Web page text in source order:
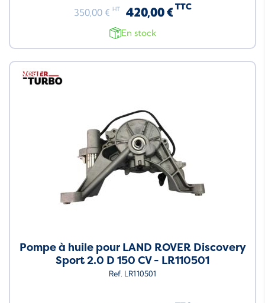
350,00 € HT 420,00 € TTC
En stock
Neuf
Pompe à huile pour LAND ROVER Discovery
Sport 2.0 D 150 CV - LR110501
Ref. LR110501